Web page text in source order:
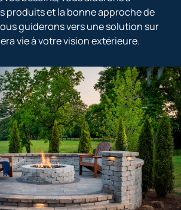
produits et la bonne approche de
guiderons vers une solution sur
vie à votre vision extérieure.